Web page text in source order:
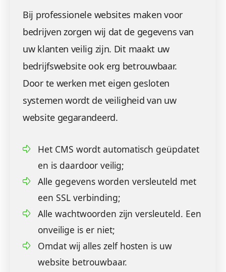
Bij professionele websites maken voor
bedrijven zorgen wij dat de gegevens van
uw klanten veilig zijn. Dit maakt uw
bedrijfswebsite ook erg betrouwbaar.
Door te werken met eigen gesloten
systemen wordt de veiligheid van uw
website gegarandeerd.
Het CMS wordt automatisch geüpdatet
en is daardoor veilig;
Alle gegevens worden versleuteld met
een SSL verbinding;
Alle wachtwoorden zijn versleuteld. Een
onveilige is er niet;
Omdat wij alles zelf hosten is uw
website betrouwbaar.